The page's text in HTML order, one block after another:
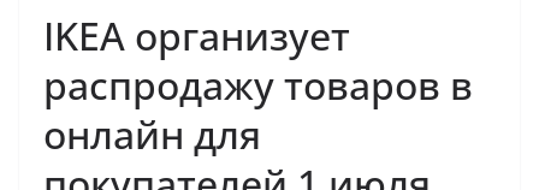
IKEA организует
распродажу товаров в
онлайн для